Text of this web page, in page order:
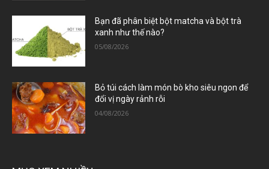
Bạn đã phân biệt bột matcha và bột trà
xanh như thế nào?
05/08/2026
Bỏ túi cách làm món bò kho siêu ngon để
đổi vị ngày rảnh rỗi
04/08/2026